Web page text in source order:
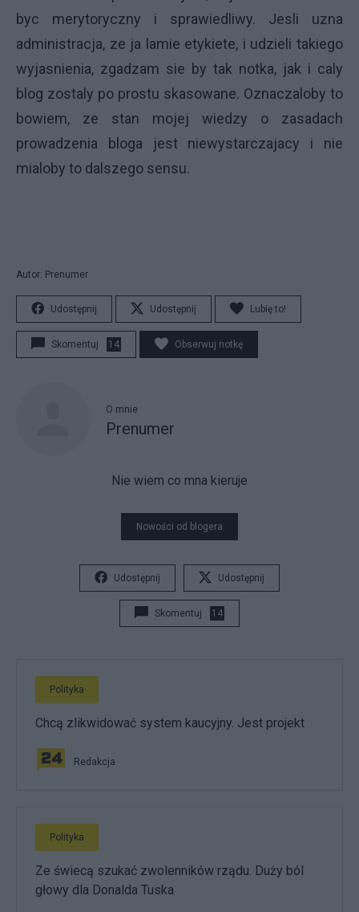
byc merytoryczny i sprawiedliwy. Jesli uzna
administracja, ze ja lamie etykiete, i udzieli takiego
wyjasnienia, zgadzam sie by tak notka, jak i caly
blog zostaly po prostu skasowane. Oznaczaloby to
bowiem, ze stan mojej wiedzy o zasadach
prowadzenia bloga jest niewystarczajacy i nie
mialoby to dalszego sensu.
Autor: Prenumer
Udostępnij Udostępnij Lubię to!
Skomentuj 14 Obserwuj notkę
O mnie
Prenumer
Nie wiem co mna kieruje
Nowości od blogera
Udostępnij Udostępnij
Skomentuj 14
Polityka
Chcą zlikwidować system kaucyjny. Jest projekt
Redakcja
Polityka
Ze świecą szukać zwolenników rządu. Duży ból
głowy dla Donalda Tuska